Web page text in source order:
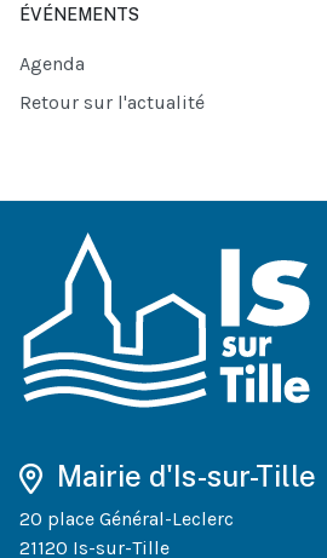
ÉVÉNEMENTS
Agenda
Retour sur l'actualité
Mairie d'Is-sur-Tille
20 place Général-Leclerc
21120 Is-sur-Tille